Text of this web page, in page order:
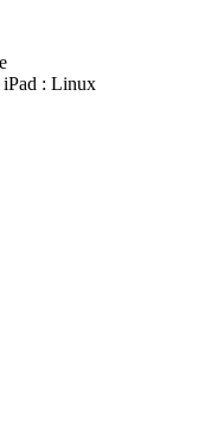
iPad : Linux